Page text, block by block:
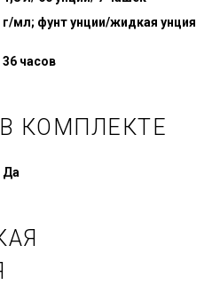
г/мл; фунт унции/жидкая унция
36 часов
КОМПЛЕКТЕ
Да